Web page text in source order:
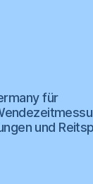
für
und